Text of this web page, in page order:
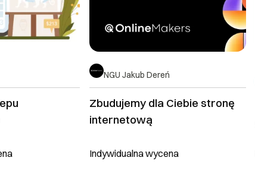
NGU Jakub Dereń
Zbudujemy dla Ciebie stronę
internetową
Indywidualna wycena